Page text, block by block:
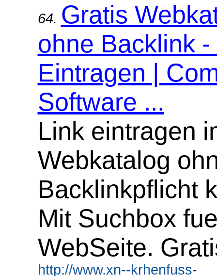
64. Gratis
ohne Backlink
Eintragen |
Software ...
Link eintragen
Webkatalog
Backlinkpflicht
Mit Suchbox
WebSeite.
http://www.xn--krhenfuss-